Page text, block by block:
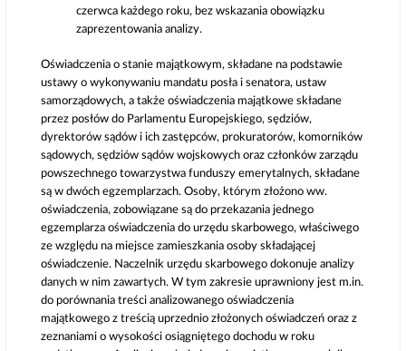
czerwca każdego roku, bez wskazania obowiązku
zaprezentowania analizy.
Oświadczenia o stanie majątkowym, składane na podstawie
ustawy o wykonywaniu mandatu posła i senatora, ustaw
samorządowych, a także oświadczenia majątkowe składane
przez posłów do Parlamentu Europejskiego, sędziów,
dyrektorów sądów i ich zastępców, prokuratorów, komorników
sądowych, sędziów sądów wojskowych oraz członków zarządu
powszechnego towarzystwa funduszy emerytalnych, składane
są w dwóch egzemplarzach. Osoby, którym złożono ww.
oświadczenia, zobowiązane są do przekazania jednego
egzemplarza oświadczenia do urzędu skarbowego, właściwego
ze względu na miejsce zamieszkania osoby składającej
oświadczenie. Naczelnik urzędu skarbowego dokonuje analizy
danych w nim zawartych. W tym zakresie uprawniony jest m.in.
do porównania treści analizowanego oświadczenia
majątkowego z treścią uprzednio złożonych oświadczeń oraz z
zeznaniami o wysokości osiągniętego dochodu w roku